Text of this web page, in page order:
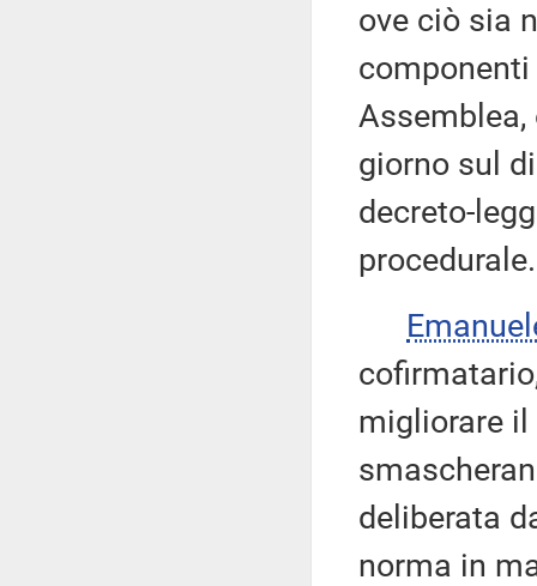
ove ciò sia
giorno sul
decreto-
procedurale.
migliorare
deliberata
norma in